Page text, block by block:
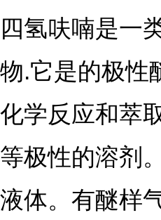
四氢呋喃是一
物.它是的极性
化学反应和萃
等极性的溶剂
液体。有醚样